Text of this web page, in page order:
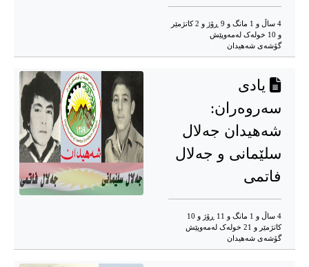
4 ساڵ و 1 مانگ و 9 ڕۆژ و 2 کاتژمێر
و 10 خوله‌ک له‌مه‌وپێش‌
گۆشه‌ی شه‌هیدان
یادی
سەروەران:
شەهیدان جەلال
سلێمانی و جەلال
فاتمی
4 ساڵ و 1 مانگ و 11 ڕۆژ و 10
کاتژمێر و 21 خوله‌ک له‌مه‌وپێش‌
گۆشه‌ی شه‌هیدان